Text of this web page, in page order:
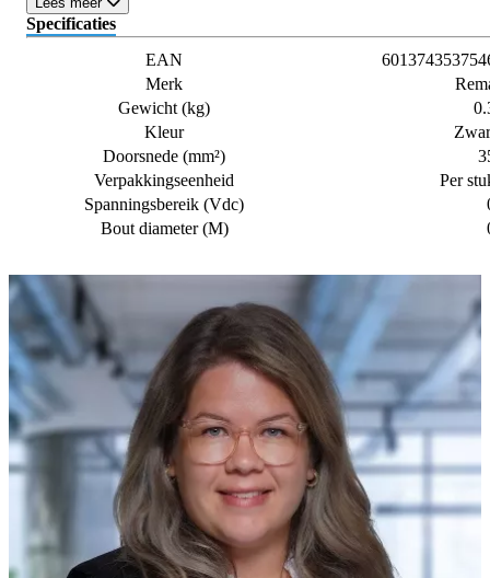
Specificaties
EAN
Merk
Gewicht (kg)
Kleur
Doorsnede (mm²)
Verpakkingseenheid
Per
Spanningsbereik (Vdc)
Bout diameter (M)